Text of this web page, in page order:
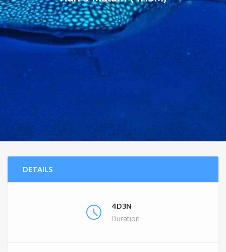
DETAILS
4D3N
Duration